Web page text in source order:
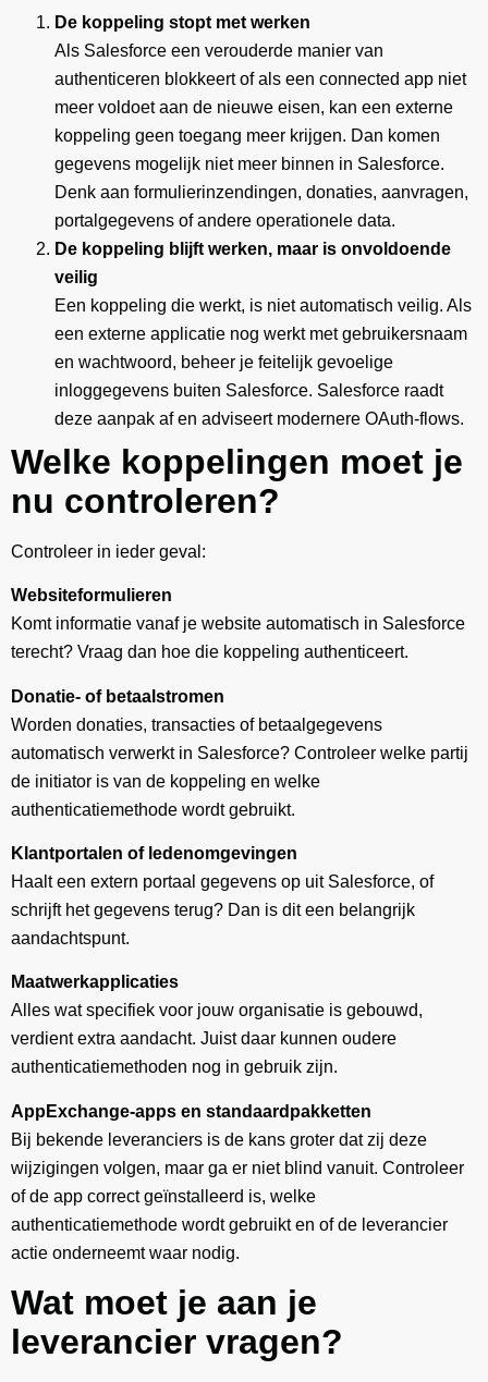
De koppeling stopt met werken
Als Salesforce een verouderde manier van
authenticeren blokkeert of als een connected app niet
meer voldoet aan de nieuwe eisen, kan een externe
koppeling geen toegang meer krijgen. Dan komen
gegevens mogelijk niet meer binnen in Salesforce.
Denk aan formulierinzendingen, donaties, aanvragen,
portalgegevens of andere operationele data.
De koppeling blijft werken, maar is onvoldoende
veilig
Een koppeling die werkt, is niet automatisch veilig. Als
een externe applicatie nog werkt met gebruikersnaam
en wachtwoord, beheer je feitelijk gevoelige
inloggegevens buiten Salesforce. Salesforce raadt
deze aanpak af en adviseert modernere OAuth-flows.
Welke koppelingen moet je
nu controleren?
Controleer in ieder geval:
Websiteformulieren
Komt informatie vanaf je website automatisch in Salesforce
terecht? Vraag dan hoe die koppeling authenticeert.
Donatie- of betaalstromen
Worden donaties, transacties of betaalgegevens
automatisch verwerkt in Salesforce? Controleer welke partij
de initiator is van de koppeling en welke
authenticatiemethode wordt gebruikt.
Klantportalen of ledenomgevingen
Haalt een extern portaal gegevens op uit Salesforce, of
schrijft het gegevens terug? Dan is dit een belangrijk
aandachtspunt.
Maatwerkapplicaties
Alles wat specifiek voor jouw organisatie is gebouwd,
verdient extra aandacht. Juist daar kunnen oudere
authenticatiemethoden nog in gebruik zijn.
AppExchange-apps en standaardpakketten
Bij bekende leveranciers is de kans groter dat zij deze
wijzigingen volgen, maar ga er niet blind vanuit. Controleer
of de app correct geïnstalleerd is, welke
authenticatiemethode wordt gebruikt en of de leverancier
actie onderneemt waar nodig.
Wat moet je aan je
leverancier vragen?